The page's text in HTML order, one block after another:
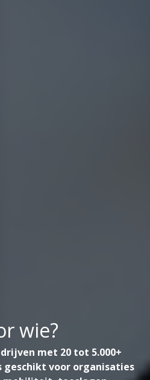
wie?
met 20 tot 5.000+
geschikt voor organisaties